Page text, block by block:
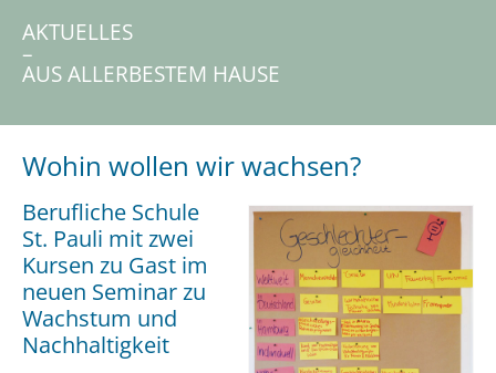
AKTUELLES
–
AUS ALLERBESTEM HAUSE
Wohin wollen wir wachsen?
Berufliche Schule
St. Pauli mit zwei
Kursen zu Gast im
neuen Seminar zu
Wachstum und
Nachhaltigkeit